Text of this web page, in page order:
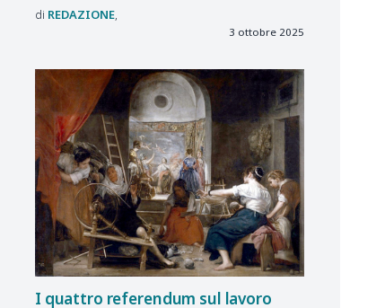
REDAZIONE
3 ottobre 2025
I quattro referendum sul lavoro